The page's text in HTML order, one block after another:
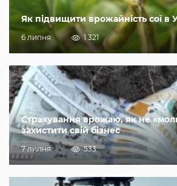
Як підвищити врожайність сої в
6 липня 1 321
Страхування врожаю, як не
захистити свій бізнес
7 липня 533